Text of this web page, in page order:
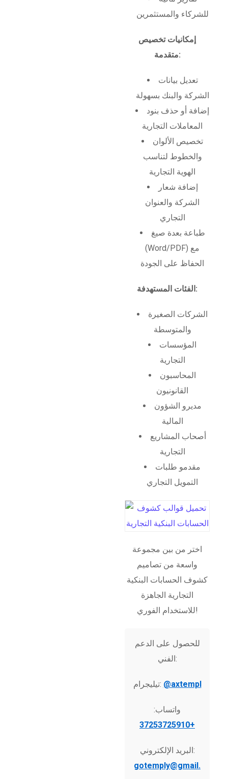
للشركاء والمستثمرين
إمكانيات تخصيص
متقدمة:
تعديل بيانات
الشركة والبنك بسهولة
إضافة أو حذف بنود
المعاملات التجارية
تخصيص الألوان
والخطوط لتناسب
الهوية التجارية
إضافة شعار
الشركة والعنوان
التجاري
طباعة بعدة صيغ
(Word/PDF) مع
الحفاظ على الجودة
الفئات المستهدفة:
الشركات الصغيرة
والمتوسطة
المؤسسات
التجارية
المحاسبون
القانونيون
مديرو الشؤون
المالية
أصحاب المشاريع
التجارية
مقدمو طلبات
التمويل التجاري
اختر من بين مجموعة
واسعة من تصاميم
كشوف الحسابات البنكية
التجارية الجاهزة
للاستخدام الفوري!
للحصول على الدعم
الفني:
تيليجرام: @axtempl
واتساب:
+37253725910
البريد الإلكتروني:
gotemply@gmail.